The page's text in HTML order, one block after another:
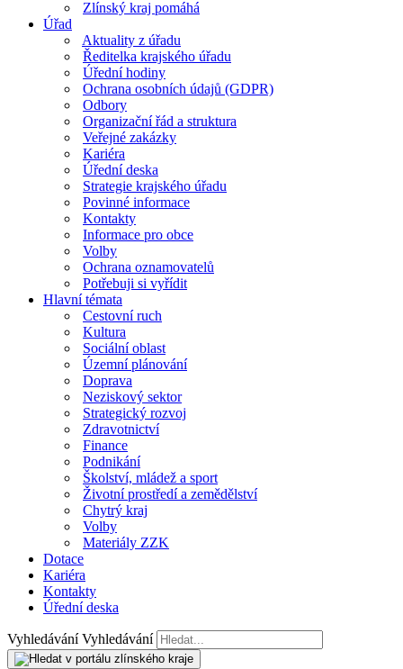
Zlínský kraj pomáhá
Úřad
Aktuality z úřadu
Ředitelka krajského úřadu
Úřední hodiny
Ochrana osobních údajů (GDPR)
Odbory
Organizační řád a struktura
Veřejné zakázky
Kariéra
Úřední deska
Strategie krajského úřadu
Povinné informace
Kontakty
Informace pro obce
Volby
Ochrana oznamovatelů
Potřebuji si vyřídit
Hlavní témata
Cestovní ruch
Kultura
Sociální oblast
Územní plánování
Doprava
Neziskový sektor
Strategický rozvoj
Zdravotnictví
Finance
Podnikání
Školství, mládež a sport
Životní prostředí a zemědělství
Chytrý kraj
Volby
Materiály ZZK
Dotace
Kariéra
Kontakty
Úřední deska
Vyhledávání Vyhledávání